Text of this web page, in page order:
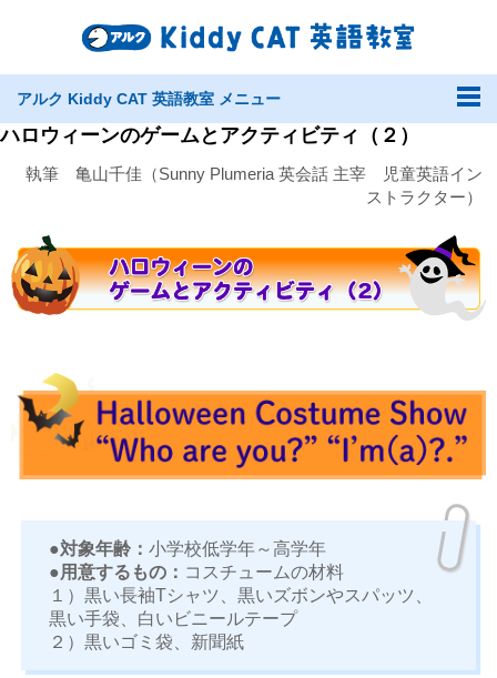
アルク Kiddy CAT 英語教室 メニュー
ハロウィーンのゲームとアクティビティ（２）
執筆 亀山千佳（Sunny Plumeria 英会話 主宰 児童英語イン
ストラクター）
●対象年齢： 小学校低学年～高学年
●用意するもの： コスチュームの材料
１）黒い長袖Tシャツ、黒いズボンやスパッツ、
黒い手袋、白いビニールテープ
２）黒いゴミ袋、新聞紙